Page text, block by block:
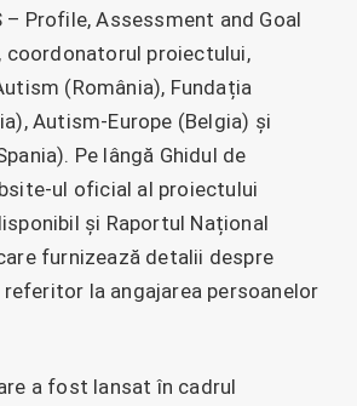
– Profile, Assessment and Goal
coordonatorul proiectului,
(România), Fundația
Autism-Europe (Belgia) și
Pe lângă Ghidul de
ul oficial al proiectului
și Raportul Național
furnizează detalii despre
la angajarea persoanelor
a fost lansat în cadrul